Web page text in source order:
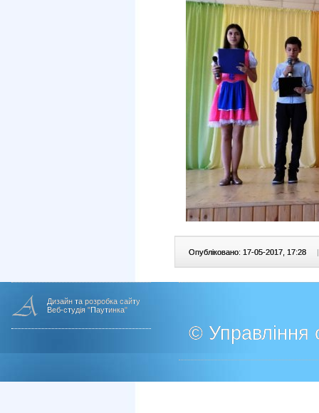
Опубліковано: 17-05-2017, 17:28 |
Дизайн та розробка сайту
Веб-студія "Паутинка"
© Управління